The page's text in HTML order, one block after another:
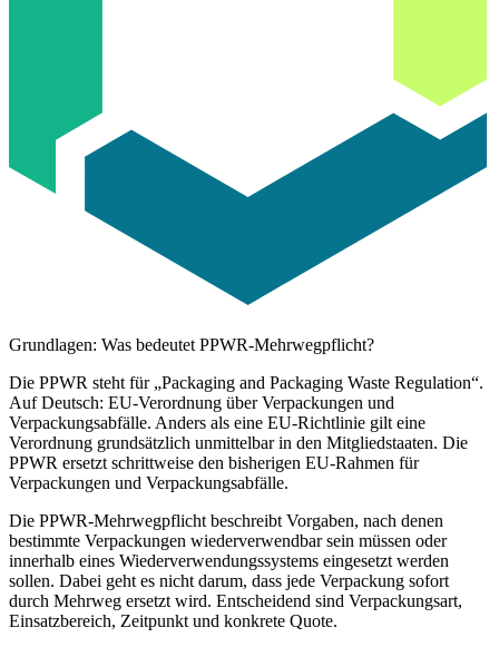
Grundlagen: Was bedeutet PPWR-Mehrwegpflicht?
Die PPWR steht für „Packaging and Packaging Waste Regulation“.
Auf Deutsch: EU-Verordnung über Verpackungen und
Verpackungsabfälle. Anders als eine EU-Richtlinie gilt eine
Verordnung grundsätzlich unmittelbar in den Mitgliedstaaten. Die
PPWR ersetzt schrittweise den bisherigen EU-Rahmen für
Verpackungen und Verpackungsabfälle.
Die PPWR-Mehrwegpflicht beschreibt Vorgaben, nach denen
bestimmte Verpackungen wiederverwendbar sein müssen oder
innerhalb eines Wiederverwendungssystems eingesetzt werden
sollen. Dabei geht es nicht darum, dass jede Verpackung sofort
durch Mehrweg ersetzt wird. Entscheidend sind Verpackungsart,
Einsatzbereich, Zeitpunkt und konkrete Quote.